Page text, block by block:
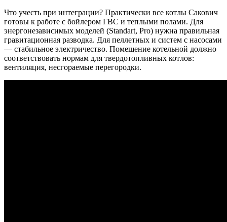
Что учесть при интеграции? Практически все котлы Сакович
готовы к работе с бойлером ГВС и теплыми полами. Для
энергонезависимых моделей (Standart, Pro) нужна правильная
гравитационная разводка. Для пеллетных и систем с насосами
— стабильное электричество. Помещение котельной должно
соответствовать нормам для твердотопливных котлов:
вентиляция, несгораемые перегородки.